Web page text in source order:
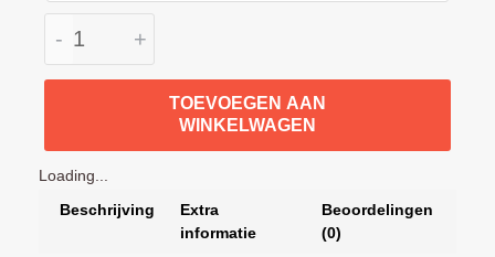
- +
TOEVOEGEN AAN
WINKELWAGEN
Loading...
Beschrijving
Extra
informatie
Beoordelingen
(0)